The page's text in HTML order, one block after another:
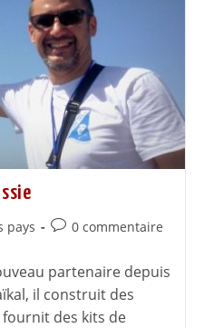
pays 0 commentaire
partenaire depuis
il construit des
des kits de